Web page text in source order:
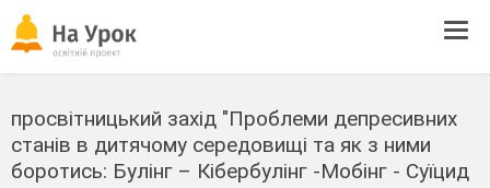
просвітницький захід "Проблеми депресивних
станів в дитячому середовищі та як з ними
боротись: Булінг – Кібербулінг -Мобінг - Суїцид